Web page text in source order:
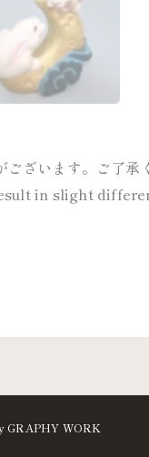
ざいます。ご了承
in slight
GRAPHY WORK